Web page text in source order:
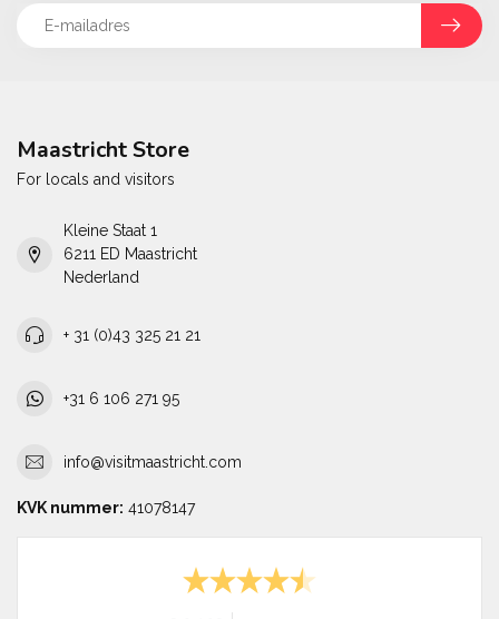
Maastricht Store
For locals and visitors
Kleine Staat 1
6211 ED Maastricht
Nederland
+ 31 (0)43 325 21 21
+31 6 106 271 95
info@visitmaastricht.com
KVK nummer: 41078147